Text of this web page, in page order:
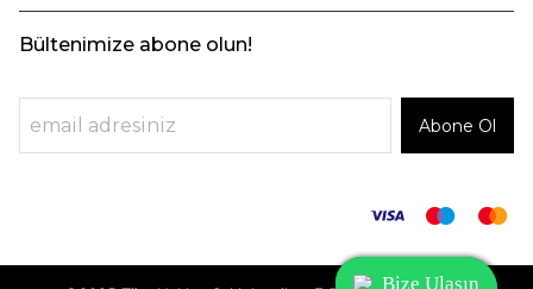
Bültenimize abone olun!
Abone Ol
Bize Ulaşın
Bize Ulaşın
Bize Ulaşın